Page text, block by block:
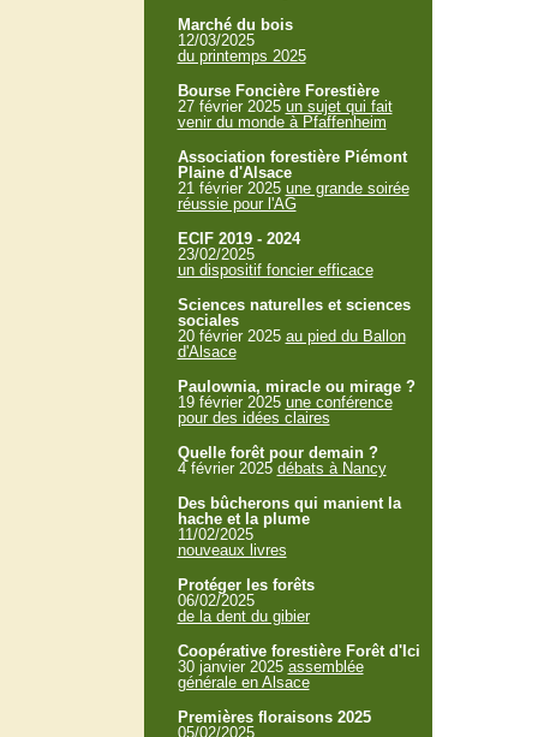
Marché du bois
12/03/2025
du printemps 2025
Bourse Foncière Forestière
27 février 2025 un sujet qui fait
venir du monde à Pfaffenheim
Association forestière Piémont
Plaine d'Alsace
21 février 2025 une grande soirée
réussie pour l'AG
ECIF 2019 - 2024
23/02/2025
un dispositif foncier efficace
Sciences naturelles et sciences
sociales
20 février 2025 au pied du Ballon
d'Alsace
Paulownia, miracle ou mirage ?
19 février 2025 une conférence
pour des idées claires
Quelle forêt pour demain ?
4 février 2025 débats à Nancy
Des bûcherons qui manient la
hache et la plume
11/02/2025
nouveaux livres
Protéger les forêts
06/02/2025
de la dent du gibier
Coopérative forestière Forêt d'Ici
30 janvier 2025 assemblée
générale en Alsace
Premières floraisons 2025
05/02/2025